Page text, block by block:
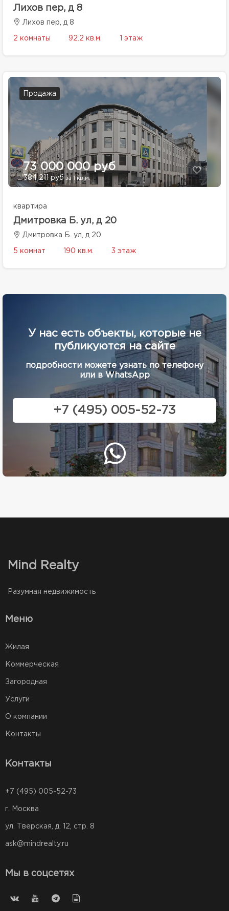
Лихов пер, д 8
Лихов пер, д 8
2 комнаты 92.2 кв.м. 1 этаж
Продажа
73 000 000 руб
384 211 руб за 1 кв.м.
квартира
Дмитровка Б. ул, д 20
Дмитровка Б. ул, д 20
5 комнат 190 кв.м. 3 этаж
У нас есть объекты, которые не
публикуются на сайте
подробности можете узнать по телефону
или в WhatsApp
+7 (495) 005-52-73
Mind Realty
Разумная недвижимость
Меню
Жилая
Коммерческая
Загородная
Услуги
О компании
Контакты
Контакты
+7 (495) 005-52-73
г. Москва
ул. Тверская, д. 12, стр. 8
ask@mindrealty.ru
Мы в соцсетях